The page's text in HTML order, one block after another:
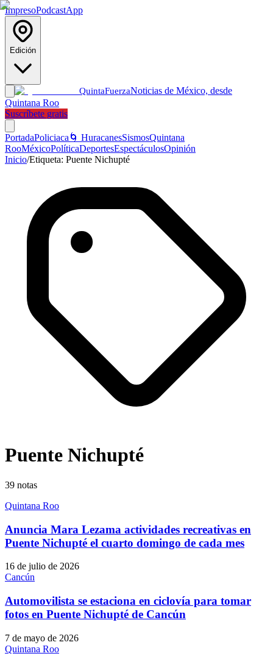
ImpresoPodcastApp
Edición
QuintaFuerzaNoticias de México, desde
Quintana Roo
Suscríbete gratis
PortadaPoliciaca 🌀 HuracanesSismosQuintana
RooMéxicoPolíticaDeportesEspectáculosOpinión
Inicio/Etiqueta: Puente Nichupté
Puente Nichupté
39 notas
Quintana Roo
Anuncia Mara Lezama actividades recreativas en
Puente Nichupté el cuarto domingo de cada mes
16 de julio de 2026
Cancún
Automovilista se estaciona en ciclovía para tomar
fotos en Puente Nichupté de Cancún
7 de mayo de 2026
Quintana Roo